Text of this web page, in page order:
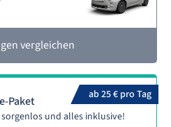
vergleichen
ab 25 € pro Tag
Paket
und alles inklusive!